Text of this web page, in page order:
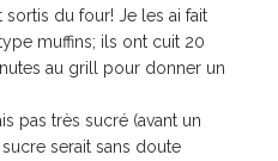
sortis du four! Je les ai fait
muffins; ils ont cuit 20
au grill pour donner un
pas très sucré (avant un
serait sans doute